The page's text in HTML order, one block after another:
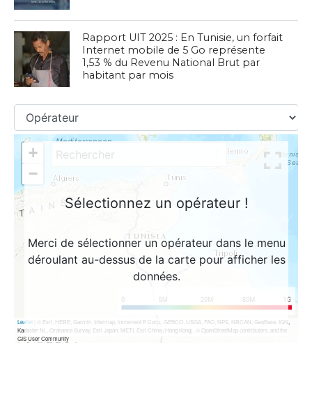
Rapport UIT 2025 : En Tunisie, un forfait
Internet mobile de 5 Go représente
1,53 % du Revenu National Brut par
habitant par mois